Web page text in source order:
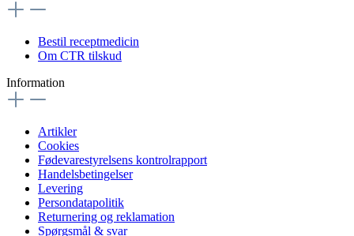
Bestil receptmedicin
Om CTR tilskud
Information
Artikler
Cookies
Fødevarestyrelsens kontrolrapport
Handelsbetingelser
Levering
Persondatapolitik
Returnering og reklamation
Spørgsmål & svar